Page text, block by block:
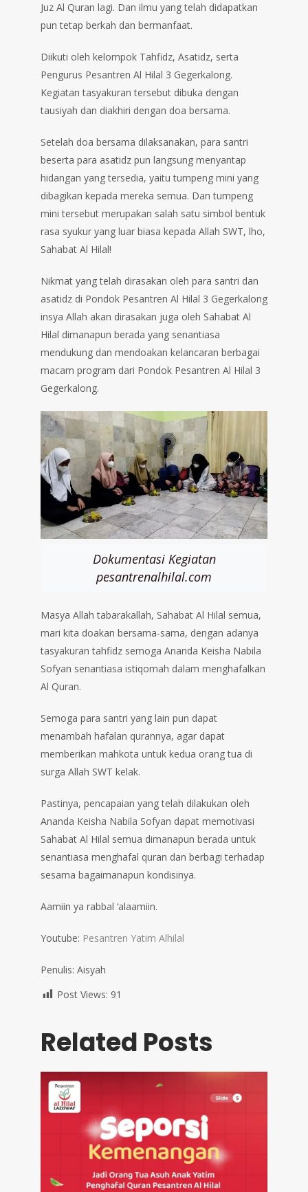
Juz Al Quran lagi. Dan ilmu yang telah didapatkan
pun tetap berkah dan bermanfaat.
Diikuti oleh kelompok Tahfidz, Asatidz, serta
Pengurus Pesantren Al Hilal 3 Gegerkalong.
Kegiatan tasyakuran tersebut dibuka dengan
tausiyah dan diakhiri dengan doa bersama.
Setelah doa bersama dilaksanakan, para santri
beserta para asatidz pun langsung menyantap
hidangan yang tersedia, yaitu tumpeng mini yang
dibagikan kepada mereka semua. Dan tumpeng
mini tersebut merupakan salah satu simbol bentuk
rasa syukur yang luar biasa kepada Allah SWT, lho,
Sahabat Al Hilal!
Nikmat yang telah dirasakan oleh para santri dan
asatidz di Pondok Pesantren Al Hilal 3 Gegerkalong
insya Allah akan dirasakan juga oleh Sahabat Al
Hilal dimanapun berada yang senantiasa
mendukung dan mendoakan kelancaran berbagai
macam program dari Pondok Pesantren Al Hilal 3
Gegerkalong.
Dokumentasi Kegiatan
pesantrenalhilal.com
Masya Allah tabarakallah, Sahabat Al Hilal semua,
mari kita doakan bersama-sama, dengan adanya
tasyakuran tahfidz semoga Ananda Keisha Nabila
Sofyan senantiasa istiqomah dalam menghafalkan
Al Quran.
Semoga para santri yang lain pun dapat
menambah hafalan qurannya, agar dapat
memberikan mahkota untuk kedua orang tua di
surga Allah SWT kelak.
Pastinya, pencapaian yang telah dilakukan oleh
Ananda Keisha Nabila Sofyan dapat memotivasi
Sahabat Al Hilal semua dimanapun berada untuk
senantiasa menghafal quran dan berbagi terhadap
sesama bagaimanapun kondisinya.
Aamiin ya rabbal ‘alaamiin.
Youtube: Pesantren Yatim Alhilal
Penulis: Aisyah
Post Views: 91
Related Posts